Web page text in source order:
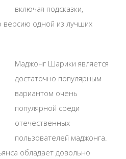
включая подсказки,
одной из лучших
Маджонг Шарики является
достаточно популярным
вариантом очень
популярной среди
отечественных
пользователей маджонга.
обладает довольно